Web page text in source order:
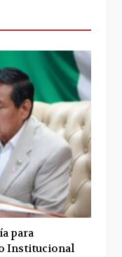
para
Institucional